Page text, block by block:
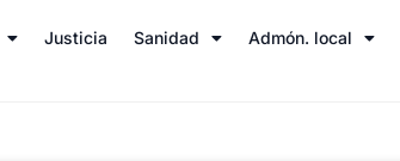
Justicia Sanidad Admón. local